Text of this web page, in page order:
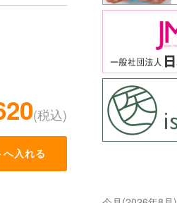
(税込)